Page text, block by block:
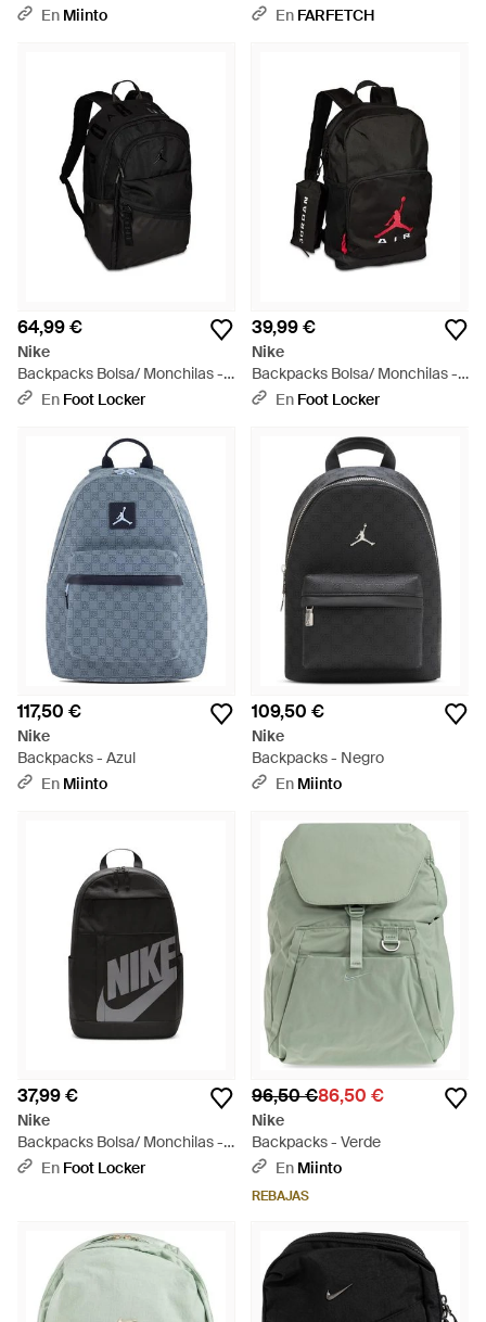
En Miinto
Cierre De Hebilla - Negro
En FARFETCH
64,99 €
Nike
Backpacks Bolsa/ Monchilas -
Negro
En Foot Locker
39,99 €
Nike
Backpacks Bolsa/ Monchilas -
Negro
En Foot Locker
117,50 €
Nike
Backpacks - Azul
En Miinto
109,50 €
Nike
Backpacks - Negro
En Miinto
37,99 €
Nike
Backpacks Bolsa/ Monchilas -
Negro
En Foot Locker
96,50 €86,50 €
Nike
Backpacks - Verde
En Miinto
REBAJAS